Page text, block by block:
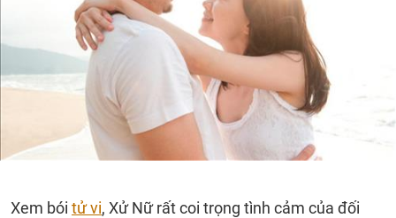
Xem bói tử vi, Xử Nữ rất coi trọng tình cảm của đối